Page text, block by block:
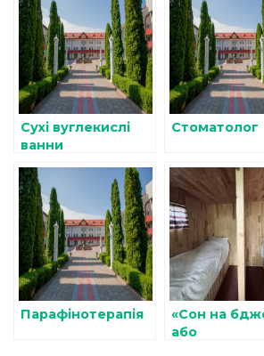
Сухі вуглекислі
ванни
Стоматолог
Парафінотерапія
«Сон на
або